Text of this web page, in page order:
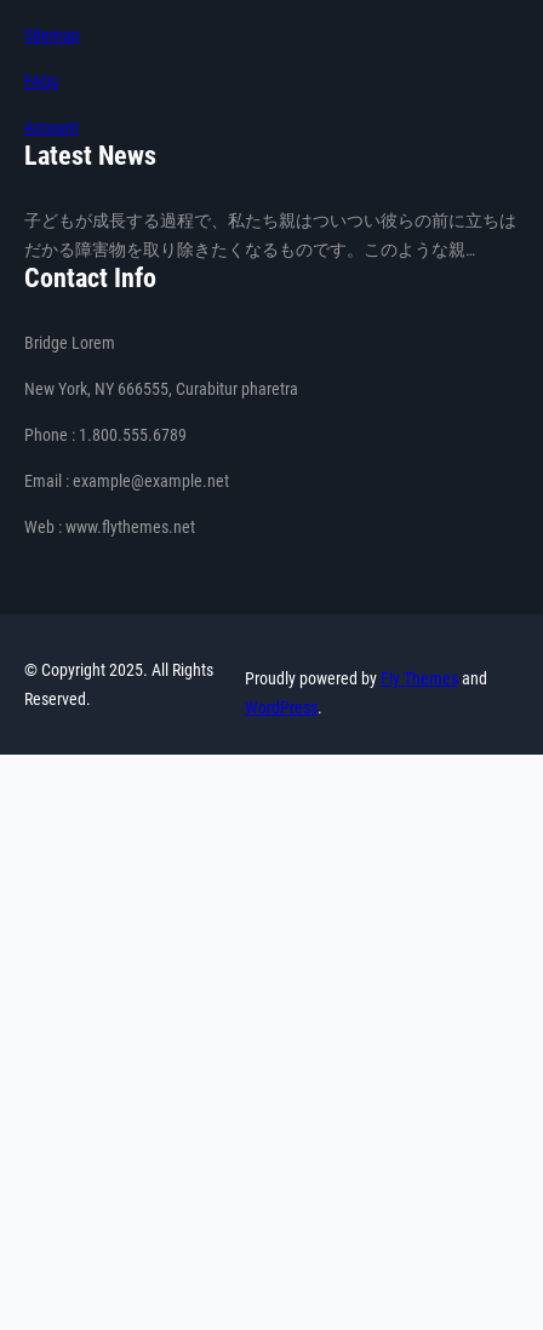
Sitemap
FAQs
Account
Latest News
子どもが成長する過程で、私たち親はついつい彼らの前に立ちは
だかる障害物を取り除きたくなるものです。このような親…
Contact Info
Bridge Lorem
New York, NY 666555, Curabitur pharetra
Phone : 1.800.555.6789
Email : example@example.net
Web : www.flythemes.net
© Copyright 2025. All Rights
Reserved.
Proudly powered by Fly Themesand
WordPress.